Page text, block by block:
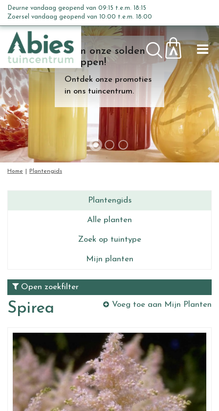
n
c
o
n
t
e
n
t
Kom onze solden
shoppen!
Ontdek onze promoties
in ons tuincentrum.
Home Plantengids
Deurne vandaag geopend van 09:15 t.e.m. 18:15
Zoersel vandaag geopend van 10:00 t.e.m. 18:00
Plantengids
Alle planten
Zoek op tuintype
Mijn planten
Open zoekfilter
Spirea Voeg toe aan Mijn Planten